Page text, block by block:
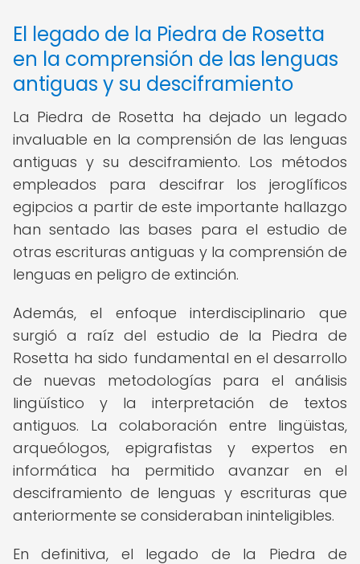
El legado de la Piedra de Rosetta
en la comprensión de las lenguas
antiguas y su desciframiento
La Piedra de Rosetta ha dejado un legado
invaluable en la comprensión de las lenguas
antiguas y su desciframiento. Los métodos
empleados para descifrar los jeroglíficos
egipcios a partir de este importante hallazgo
han sentado las bases para el estudio de
otras escrituras antiguas y la comprensión de
lenguas en peligro de extinción.
Además, el enfoque interdisciplinario que
surgió a raíz del estudio de la Piedra de
Rosetta ha sido fundamental en el desarrollo
de nuevas metodologías para el análisis
lingüístico y la interpretación de textos
antiguos. La colaboración entre lingüistas,
arqueólogos, epigrafistas y expertos en
informática ha permitido avanzar en el
desciframiento de lenguas y escrituras que
anteriormente se consideraban ininteligibles.
En definitiva, el legado de la Piedra de